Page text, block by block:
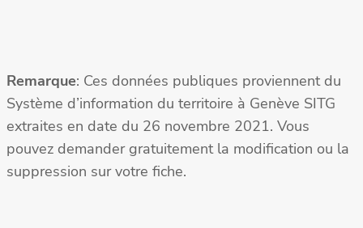
Remarque: Ces données publiques proviennent du
Système d’information du territoire à Genève SITG
extraites en date du 26 novembre 2021. Vous
pouvez demander gratuitement la modification ou la
suppression sur votre fiche.